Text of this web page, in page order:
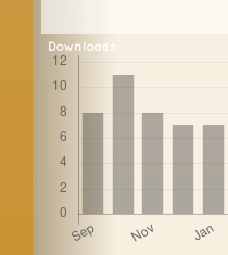
Downloads